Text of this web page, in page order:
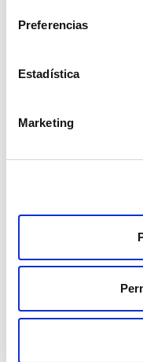
Preferencias
Estadística
Marketing